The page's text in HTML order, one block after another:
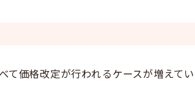
価格改定が行われるケースが増えて